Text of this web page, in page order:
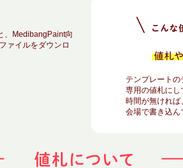
、MedibangPaint向
ァイルをダウンロ
テンプレート
専用の値札にし
時間が無ければ
会場で書き込ん